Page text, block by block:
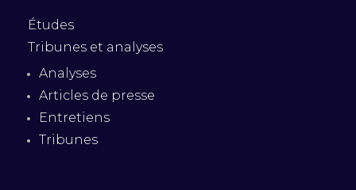
Études
Tribunes et analyses
Analyses
Articles de presse
Entretiens
Tribunes